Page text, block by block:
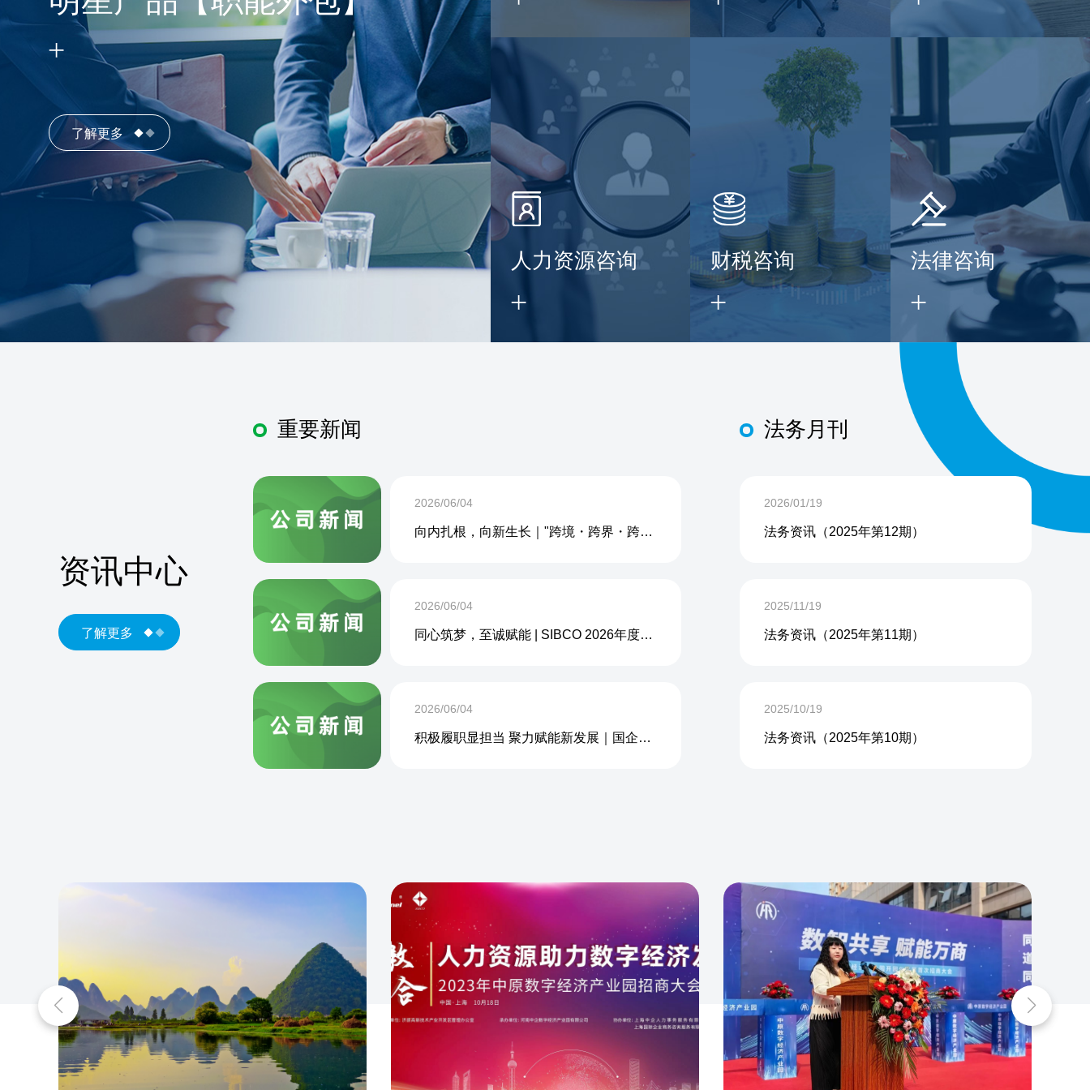
了解更多
人力资源咨询 财税咨询 法律咨询
资讯中心
了解更多
重要新闻
2026/06/04
向内扎根，向新生长｜"跨境・跨界・跨周期企业内生力沙龙"成功举办
2026/06/04
同心筑梦，至诚赋能 | SIBCO 2026年度团建活动圆满收官
2026/06/04
积极履职显担当 聚力赋能新发展｜国企商务&中企人力出席上海现代服务业联合会第五届会员大会第三次会议暨2026服务业高质量发展大会
法务月刊
2026/01/19
法务资讯（2025年第12期）
2025/11/19
法务资讯（2025年第11期）
2025/10/19
法务资讯（2025年第10期）